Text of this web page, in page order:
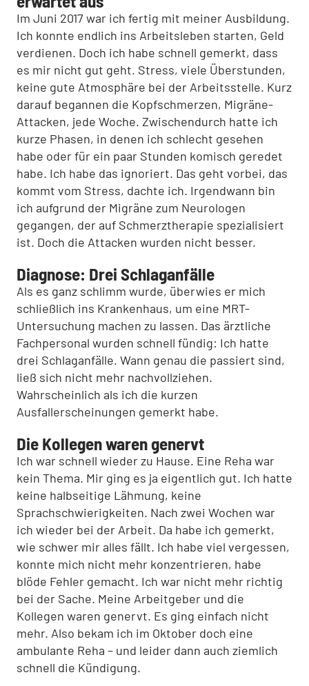
Im Juni 2017 war ich fertig mit meiner Ausbildung.
Ich konnte endlich ins Arbeitsleben starten, Geld
verdienen. Doch ich habe schnell gemerkt, dass
es mir nicht gut geht. Stress, viele Überstunden,
keine gute Atmosphäre bei der Arbeitsstelle. Kurz
darauf begannen die Kopfschmerzen, Migräne-
Attacken, jede Woche. Zwischendurch hatte ich
kurze Phasen, in denen ich schlecht gesehen
habe oder für ein paar Stunden komisch geredet
habe. Ich habe das ignoriert. Das geht vorbei, das
kommt vom Stress, dachte ich. Irgendwann bin
ich aufgrund der Migräne zum Neurologen
gegangen, der auf Schmerztherapie spezialisiert
ist. Doch die Attacken wurden nicht besser.
Diagnose: Drei Schlaganfälle
Als es ganz schlimm wurde, überwies er mich
schließlich ins Krankenhaus, um eine MRT-
Untersuchung machen zu lassen. Das ärztliche
Fachpersonal wurden schnell fündig: Ich hatte
drei Schlaganfälle. Wann genau die passiert sind,
ließ sich nicht mehr nachvollziehen.
Wahrscheinlich als ich die kurzen
Ausfallerscheinungen gemerkt habe.
Die Kollegen waren genervt
Ich war schnell wieder zu Hause. Eine Reha war
kein Thema. Mir ging es ja eigentlich gut. Ich hatte
keine halbseitige Lähmung, keine
Sprachschwierigkeiten. Nach zwei Wochen war
ich wieder bei der Arbeit. Da habe ich gemerkt,
wie schwer mir alles fällt. Ich habe viel vergessen,
konnte mich nicht mehr konzentrieren, habe
blöde Fehler gemacht. Ich war nicht mehr richtig
bei der Sache. Meine Arbeitgeber und die
Kollegen waren genervt. Es ging einfach nicht
mehr. Also bekam ich im Oktober doch eine
ambulante Reha – und leider dann auch ziemlich
schnell die Kündigung.